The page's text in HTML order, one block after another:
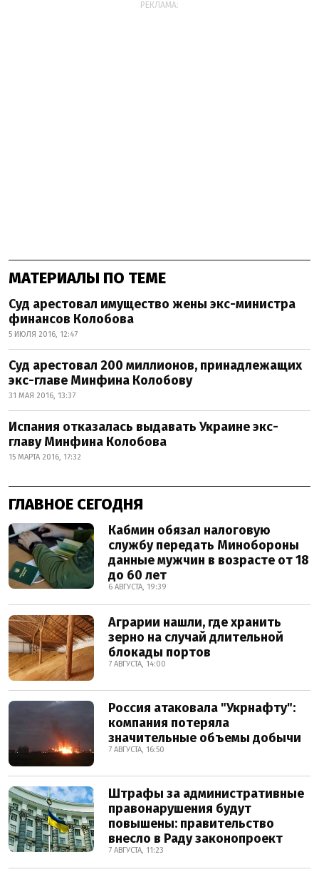
РЕКЛАМА:
МАТЕРИАЛЫ ПО ТЕМЕ
Суд арестовал имущество жены экс-министра
финансов Колобова
5 ИЮЛЯ 2016, 12:47
Суд арестовал 200 миллионов, принадлежащих
экс-главе Минфина Колобову
31 МАЯ 2016, 13:37
Испания отказалась выдавать Украине экс-
главу Минфина Колобова
15 МАРТА 2016, 17:32
ГЛАВНОЕ СЕГОДНЯ
Кабмин обязал налоговую
службу передать Минобороны
данные мужчин в возрасте от 18
до 60 лет
6 АВГУСТА, 19:39
Аграрии нашли, где хранить
зерно на случай длительной
блокады портов
7 АВГУСТА, 14:00
Россия атаковала "Укрнафту":
компания потеряла
значительные объемы добычи
7 АВГУСТА, 16:50
Штрафы за административные
правонарушения будут
повышены: правительство
внесло в Раду законопроект
7 АВГУСТА, 11:23